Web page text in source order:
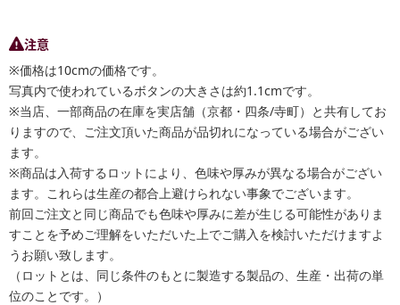
注意
※価格は10cmの価格です。
写真内で使われているボタンの大きさは約1.1cmです。
※当店、一部商品の在庫を実店舗（京都・四条/寺町）と共有してお
りますので、ご注文頂いた商品が品切れになっている場合がござい
ます。
※商品は入荷するロットにより、色味や厚みが異なる場合がござい
ます。これらは生産の都合上避けられない事象でございます。
前回ご注文と同じ商品でも色味や厚みに差が生じる可能性がありま
すことを予めご理解をいただいた上でご購入を検討いただけますよ
うお願い致します。
（ロットとは、同じ条件のもとに製造する製品の、生産・出荷の単
位のことです。）